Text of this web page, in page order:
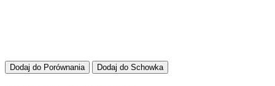
Dodaj do Porównania Dodaj do Schowka